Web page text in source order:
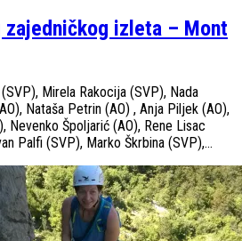
izleta – Mont
Mirela Rakocija (SVP), Nada
Nataša Petrin (AO) , Anja Piljek (AO),
Nevenko Špoljarić (AO), Rene Lisac
Palfi (SVP), Marko Škrbina (SVP),...